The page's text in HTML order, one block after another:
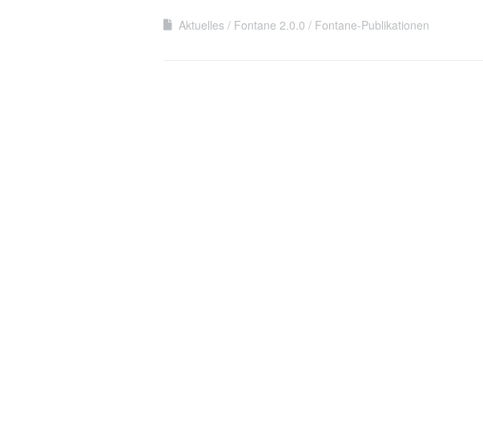
Aktuelles Fontane 2.0.0 Fontane-Publikationen